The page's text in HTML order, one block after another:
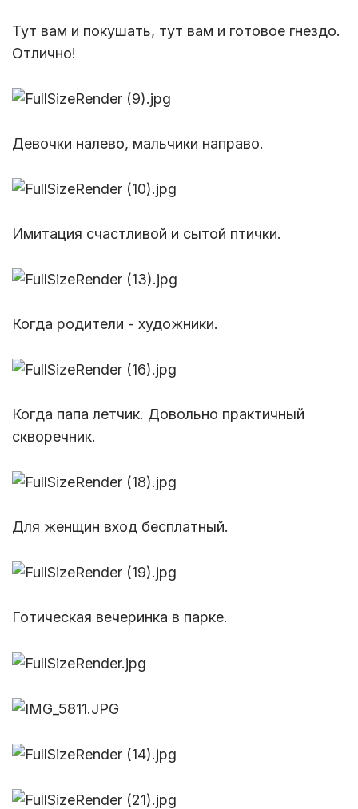
Тут вам и покушать, тут вам и готовое гнездо.
Отлично!
Девочки налево, мальчики направо.
Имитация счастливой и сытой птички.
Когда родители - художники.
Когда папа летчик. Довольно практичный
скворечник.
Для женщин вход бесплатный.
Готическая вечеринка в парке.